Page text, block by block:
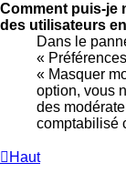
Comment puis-je
des utilisateurs
Dans le
«
« Masquer
option, vous
des
comptabilisé
Haut